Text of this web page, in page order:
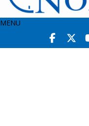
MENU